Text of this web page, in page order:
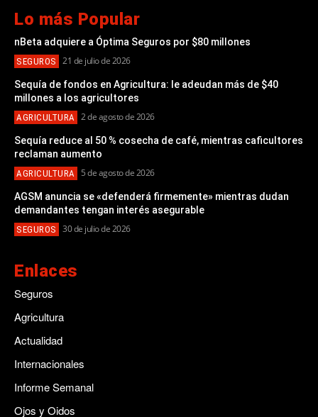
Lo más Popular
nBeta adquiere a Óptima Seguros por $80 millones
SEGUROS 21 de julio de 2026
Sequía de fondos en Agricultura: le adeudan más de $40
millones a los agricultores
AGRICULTURA 2 de agosto de 2026
Sequía reduce al 50 % cosecha de café, mientras caficultores
reclaman aumento
AGRICULTURA 5 de agosto de 2026
AGSM anuncia se «defenderá firmemente» mientras dudan
demandantes tengan interés asegurable
SEGUROS 30 de julio de 2026
Enlaces
Seguros
Agricultura
Actualidad
Internacionales
Informe Semanal
Ojos y Oidos